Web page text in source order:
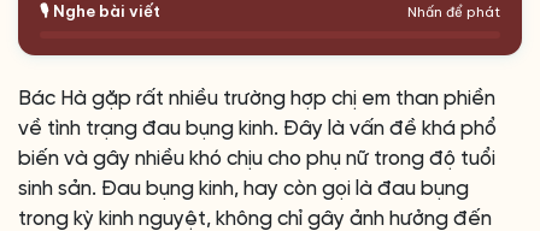
🎙️ Nghe bài viết Nhấn để phát
Bác Hà gặp rất nhiều trường hợp chị em than phiền
về tình trạng đau bụng kinh. Đây là vấn đề khá phổ
biến và gây nhiều khó chịu cho phụ nữ trong độ tuổi
sinh sản. Đau bụng kinh, hay còn gọi là đau bụng
trong kỳ kinh nguyệt, không chỉ gây ảnh hưởng đến